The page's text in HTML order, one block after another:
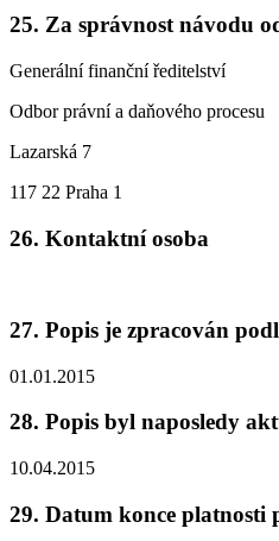
25. Za správnost návodu
Generální finanční ředitelství
Odbor právní a daňového procesu
Lazarská 7
117 22 Praha 1
26. Kontaktní osoba
27. Popis je zpracován
01.01.2015
28. Popis byl naposledy
10.04.2015
29. Datum konce platnosti